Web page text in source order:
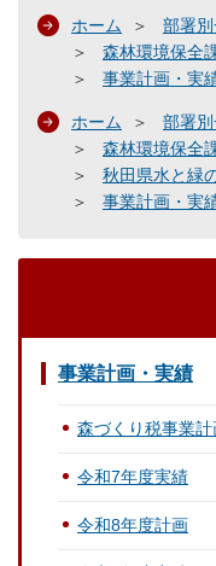
ホーム 部署
森林環境保全
事業計画・実
ホーム 部署
森林環境保全
秋田県水と緑
事業計画・実
事業計画・実績
森づくり税事業
令和7年度実績
令和8年度計画